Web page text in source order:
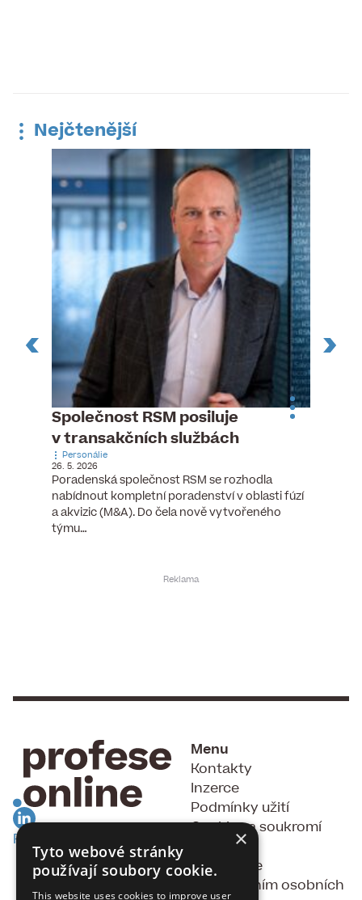
Nejčtenější
Společnost RSM posiluje
v transakčních službách
Personálie
26. 5. 2026
Poradenská společnost RSM se rozhodla
nabídnout kompletní poradenství v oblasti fúzí
a akvizic (M&A). Do čela nově vytvořeného
týmu…
RSS Feed
Menu
Kontakty
Inzerce
Podmínky užití
Cookies a soukromí
Souhlas se
zpracováním osobních
×
Tyto webové stránky
používají soubory cookie.
This website uses cookies to improve user